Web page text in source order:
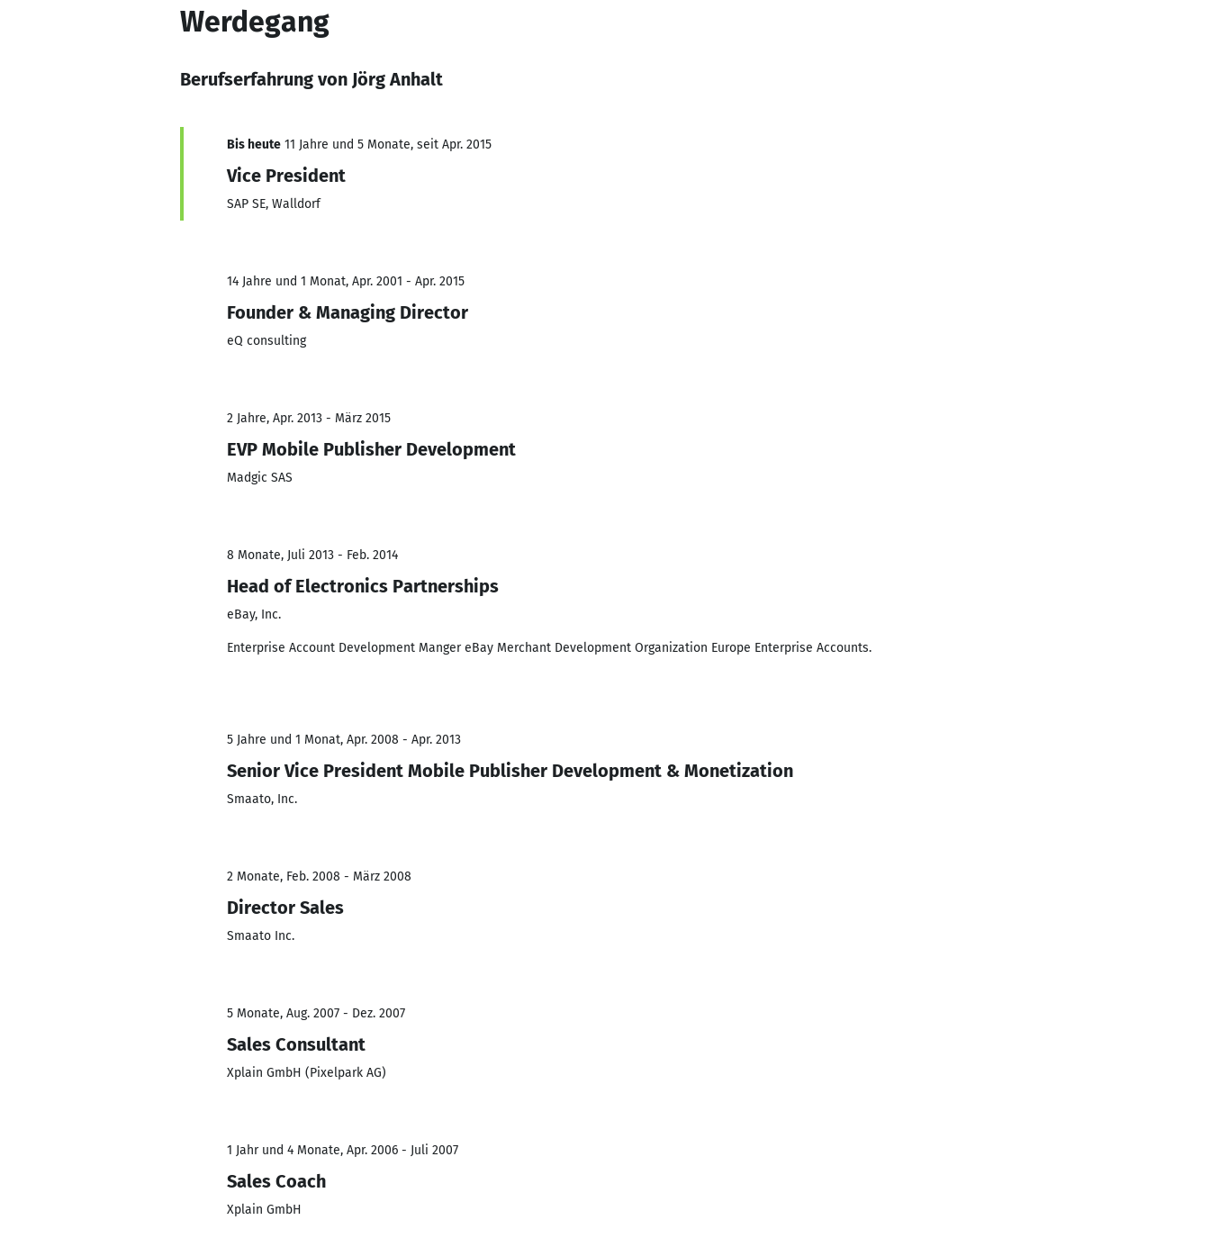
Werdegang
Berufserfahrung von Jörg Anhalt
Bis heute 11 Jahre und 5 Monate, seit Apr. 2015
Vice President
SAP SE, Walldorf
14 Jahre und 1 Monat, Apr. 2001 - Apr. 2015
Founder & Managing Director
eQ consulting
2 Jahre, Apr. 2013 - März 2015
EVP Mobile Publisher Development
Madgic SAS
8 Monate, Juli 2013 - Feb. 2014
Head of Electronics Partnerships
eBay, Inc.
Enterprise Account Development Manger eBay Merchant Development Organization Europe Enterprise Accounts.
5 Jahre und 1 Monat, Apr. 2008 - Apr. 2013
Senior Vice President Mobile Publisher Development & Monetization
Smaato, Inc.
2 Monate, Feb. 2008 - März 2008
Director Sales
Smaato Inc.
5 Monate, Aug. 2007 - Dez. 2007
Sales Consultant
Xplain GmbH (Pixelpark AG)
1 Jahr und 4 Monate, Apr. 2006 - Juli 2007
Sales Coach
Xplain GmbH